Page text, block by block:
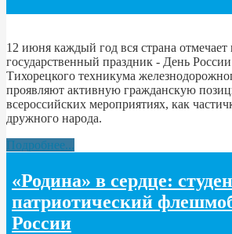
12 июня каждый год вся страна отмечает
государственный праздник - День
Тихорецкого техникума
проявляют активную гражданскую
всероссийских мероприятиях, как
дружного народа.
Подробнее...
«Родина» в сердце:
патриотический
России